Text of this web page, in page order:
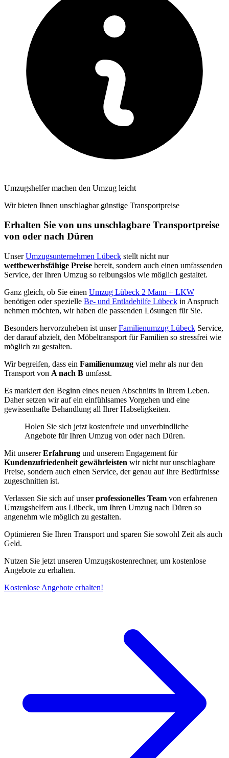
Umzugshelfer machen den Umzug leicht
Wir bieten Ihnen unschlagbar günstige Transportpreise
Erhalten Sie von uns unschlagbare Transportpreise
von oder nach Düren
UnserUmzugsunternehmen Lübeck stellt nicht nur
wettbewerbsfähige Preise bereit, sondern auch einen umfassenden
Service, der Ihren Umzug so reibungslos wie möglich gestaltet.
Ganz gleich, ob Sie einen Umzug Lübeck 2 Mann + LKW
benötigen oder spezielle Be- und Entladehilfe Lübeck in Anspruch
nehmen möchten, wir haben die passenden Lösungen für Sie.
Besonders hervorzuheben ist unserFamilienumzug Lübeck Service,
der darauf abzielt, den Möbeltransport für Familien so stressfrei wie
möglich zu gestalten.
Wir begreifen, dass ein Familienumzug viel mehr als nur den
Transport von A nach B umfasst.
Es markiert den Beginn eines neuen Abschnitts in Ihrem Leben.
Daher setzen wir auf ein einfühlsames Vorgehen und eine
gewissenhafte Behandlung all Ihrer Habseligkeiten.
Holen Sie sich jetzt kostenfreie und unverbindliche
Angebote für Ihren Umzug von oder nach Düren.
Mit unsererErfahrung und unserem Engagement für
Kundenzufriedenheit gewährleisten wir nicht nur unschlagbare
Preise, sondern auch einen Service, der genau auf Ihre Bedürfnisse
zugeschnitten ist.
Verlassen Sie sich auf unserprofessionelles Team von erfahrenen
Umzugshelfern aus Lübeck, um Ihren Umzug nach Düren so
angenehm wie möglich zu gestalten.
Optimieren Sie Ihren Transport und sparen Sie sowohl Zeit als auch
Geld.
Nutzen Sie jetzt unseren Umzugskostenrechner, um kostenlose
Angebote zu erhalten.
Kostenlose Angebote erhalten!